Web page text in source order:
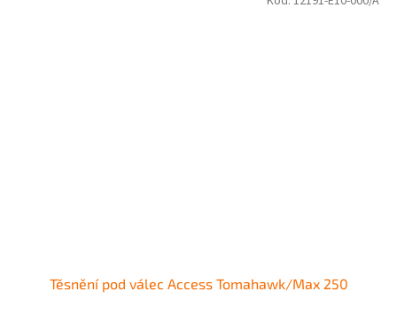
Těsnění pod válec Access Tomahawk/Max 250